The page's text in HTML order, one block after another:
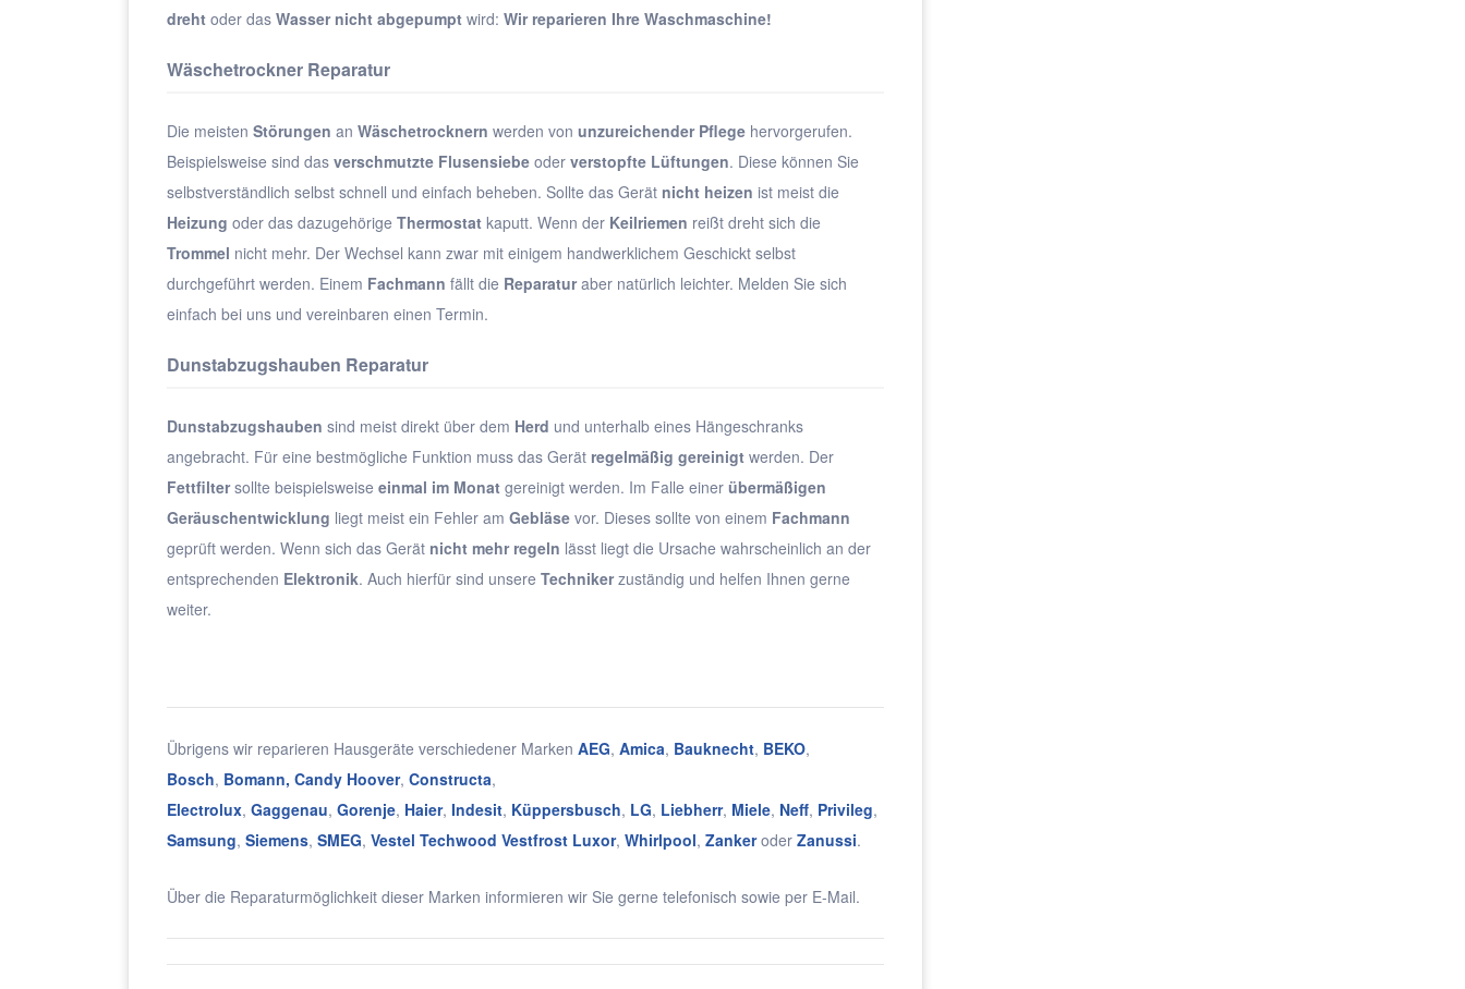
dreht oder das Wasser nicht abgepumpt wird: Wir reparieren Ihre Waschmaschine!
Wäschetrockner Reparatur
Die meisten Störungen an Wäschetrocknern werden von unzureichender Pflege hervorgerufen.
Beispielsweise sind das verschmutzte Flusensiebe oder verstopfte Lüftungen. Diese können Sie
selbstverständlich selbst schnell und einfach beheben. Sollte das Gerät nicht heizen ist meist die
Heizung oder das dazugehörige Thermostat kaputt. Wenn der Keilriemen reißt dreht sich die
Trommel nicht mehr. Der Wechsel kann zwar mit einigem handwerklichem Geschickt selbst
durchgeführt werden. Einem Fachmann fällt die Reparaturaber natürlich leichter. Melden Sie sich
einfach bei uns und vereinbaren einen Termin.
Dunstabzugshauben Reparatur
Dunstabzugshauben sind meist direkt über dem Herd und unterhalb eines Hängeschranks
angebracht. Für eine bestmögliche Funktion muss das Gerät regelmäßig gereinigt werden. Der
Fettfiltersollte beispielsweise einmal im Monat gereinigt werden. Im Falle einer übermäßigen
Geräuschentwicklung liegt meist ein Fehler am Gebläse vor. Dieses sollte von einem Fachmann
geprüft werden. Wenn sich das Gerät nicht mehr regeln lässt liegt die Ursache wahrscheinlich an der
entsprechenden Elektronik. Auch hierfür sind unsere Technikerzuständig und helfen Ihnen gerne
weiter.
Übrigens wir reparieren Hausgeräte verschiedener Marken AEG, Amica, Bauknecht, BEKO,
Bosch, Bomann, Candy Hoover, Constructa,
Electrolux, Gaggenau, Gorenje, Haier, Indesit, Küppersbusch, LG, Liebherr, Miele, Neff, Privileg,
Samsung, Siemens, SMEG, Vestel Techwood Vestfrost Luxor, Whirlpool, Zankeroder Zanussi.
Über die Reparaturmöglichkeit dieser Marken informieren wir Sie gerne telefonisch sowie per E-Mail.